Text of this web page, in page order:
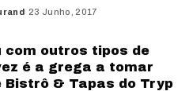
23 Junho, 2017
com outros tipos de
é a grega a tomar
& Tapas do Tryp